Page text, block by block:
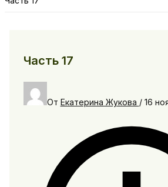
Часть 17
От Екатерина Жукова / 16